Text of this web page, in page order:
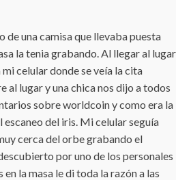
de una camisa que llevaba puesta
la tenia grabando. Al llegar al lugar
celular donde se veía la cita
al lugar y una chica nos dijo a todos
sobre worldcoin y como era la
del iris. Mi celular seguía
cerca del orbe grabando el
por uno de los personales
en la masa le di toda la razón a las